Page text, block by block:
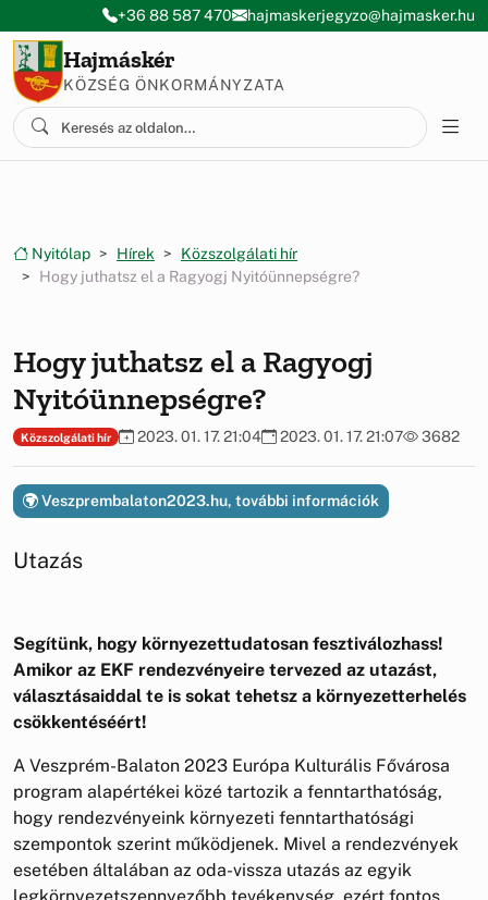
Ugrás a menüre
Ugrás a tartalomra
+36 88 587 470 hajmaskerjegyzo@hajmasker.hu
Hajmáskér
KÖZSÉG ÖNKORMÁNYZATA
Nyitólap Hírek
Közszolgálati hír
Hogy juthatsz el a Ragyogj Nyitóünnepségre?
Hogy juthatsz el a Ragyogj
Nyitóünnepségre?
Közszolgálati hír 2023. 01. 17. 21:04 2023. 01. 17. 21:07 3682
Veszprembalaton2023.hu, további információk
Utazás
Segítünk, hogy környezettudatosan fesztiválozhass!
Amikor az EKF rendezvényeire tervezed az utazást,
választásaiddal te is sokat tehetsz a környezetterhelés
csökkentéséért!
A Veszprém-Balaton 2023 Európa Kulturális Fővárosa
program alapértékei közé tartozik a fenntarthatóság,
hogy rendezvényeink környezeti fenntarthatósági
szempontok szerint működjenek. Mivel a rendezvények
esetében általában az oda-vissza utazás az egyik